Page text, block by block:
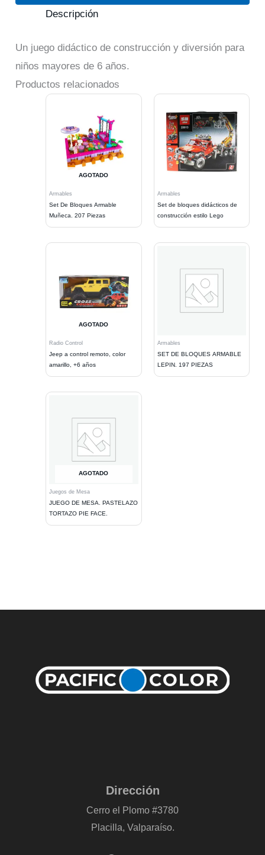
Descripción
Un juego didáctico de construcción y diversión para
niños mayores de 6 años.
Productos relacionados
AGOTADO
Armables
Set De Bloques Armable
Muñeca. 207 Piezas
Armables
Set de bloques didácticos de
construcción estilo Lego
AGOTADO
Radio Control
Jeep a control remoto, color
amarillo, +6 años
Armables
SET DE BLOQUES ARMABLE
LEPIN. 197 PIEZAS
AGOTADO
Juegos de Mesa
JUEGO DE MESA. PASTELAZO
TORTAZO PIE FACE.
Dirección
Cerro el Plomo #3780
Placilla, Valparaíso.